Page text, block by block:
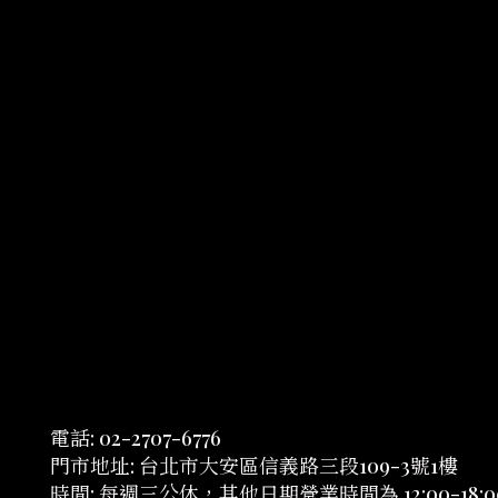
電話: 02-2707-6776
門市地址: 台北市大安區信義路三段109-3號1樓